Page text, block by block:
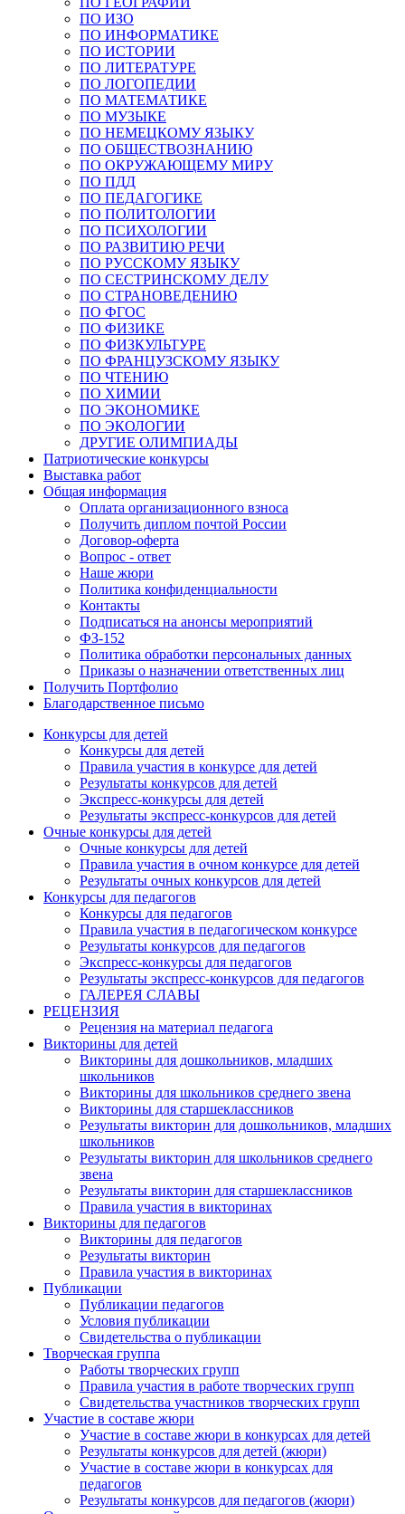
ПО ИЗО
ПО ИНФОРМАТИКЕ
ПО ИСТОРИИ
ПО ЛИТЕРАТУРЕ
ПО ЛОГОПЕДИИ
ПО МАТЕМАТИКЕ
ПО МУЗЫКЕ
ПО НЕМЕЦКОМУ ЯЗЫКУ
ПО ОБЩЕСТВОЗНАНИЮ
ПО ОКРУЖАЮЩЕМУ МИРУ
ПО ПДД
ПО ПЕДАГОГИКЕ
ПО ПОЛИТОЛОГИИ
ПО ПСИХОЛОГИИ
ПО РАЗВИТИЮ РЕЧИ
ПО РУССКОМУ ЯЗЫКУ
ПО СЕСТРИНСКОМУ ДЕЛУ
ПО СТРАНОВЕДЕНИЮ
ПО ФГОС
ПО ФИЗИКЕ
ПО ФИЗКУЛЬТУРЕ
ПО ФРАНЦУЗСКОМУ ЯЗЫКУ
ПО ЧТЕНИЮ
ПО ХИМИИ
ПО ЭКОНОМИКЕ
ПО ЭКОЛОГИИ
ДРУГИЕ ОЛИМПИАДЫ
Патриотические конкурсы
Выставка работ
Общая информация
Оплата организационного взноса
Получить диплом почтой России
Договор-оферта
Вопрос - ответ
Наше жюри
Политика конфиденциальности
Контакты
Подписаться на анонсы мероприятий
ФЗ-152
Политика обработки персональных данных
Приказы о назначении ответственных лиц
Получить Портфолио
Благодарственное письмо
Конкурсы для детей
Конкурсы для детей
Правила участия в конкурсе для детей
Результаты конкурсов для детей
Экспресс-конкурсы для детей
Результаты экспресс-конкурсов для детей
Очные конкурсы для детей
Очные конкурсы для детей
Правила участия в очном конкурсе для детей
Результаты очных конкурсов для детей
Конкурсы для педагогов
Конкурсы для педагогов
Правила участия в педагогическом конкурсе
Результаты конкурсов для педагогов
Экспресс-конкурсы для педагогов
Результаты экспресс-конкурсов для педагогов
ГАЛЕРЕЯ СЛАВЫ
РЕЦЕНЗИЯ
Рецензия на материал педагога
Викторины для детей
Викторины для дошкольников, младших
школьников
Викторины для школьников среднего звена
Викторины для старшеклассников
Результаты викторин для дошкольников, младших
школьников
Результаты викторин для школьников среднего
звена
Результаты викторин для старшеклассников
Правила участия в викторинах
Викторины для педагогов
Викторины для педагогов
Результаты викторин
Правила участия в викторинах
Публикации
Публикации педагогов
Условия публикации
Свидетельства о публикации
Творческая группа
Работы творческих групп
Правила участия в работе творческих групп
Свидетельства участников творческих групп
Участие в составе жюри
Участие в составе жюри в конкурсах для детей
Результаты конкурсов для детей (жюри)
Участие в составе жюри в конкурсах для
педагогов
Результаты конкурсов для педагогов (жюри)